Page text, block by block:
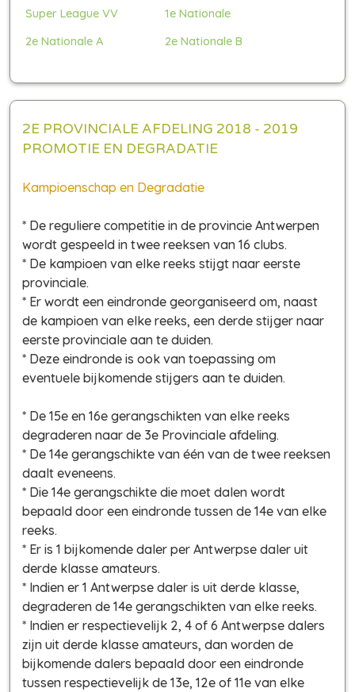
Super League VV
1e Nationale
2e Nationale A
2e Nationale B
2E PROVINCIALE AFDELING 2018 - 2019
PROMOTIE EN DEGRADATIE
Kampioenschap en Degradatie
* De reguliere competitie in de provincie Antwerpen
wordt gespeeld in twee reeksen van 16 clubs.
* De kampioen van elke reeks stijgt naar eerste
provinciale.
* Er wordt een eindronde georganiseerd om, naast
de kampioen van elke reeks, een derde stijger naar
eerste provinciale aan te duiden.
* Deze eindronde is ook van toepassing om
eventuele bijkomende stijgers aan te duiden.
* De 15e en 16e gerangschikten van elke reeks
degraderen naar de 3e Provinciale afdeling.
* De 14e gerangschikte van één van de twee reeksen
daalt eveneens.
* Die 14e gerangschikte die moet dalen wordt
bepaald door een eindronde tussen de 14e van elke
reeks.
* Er is 1 bijkomende daler per Antwerpse daler uit
derde klasse amateurs.
* Indien er 1 Antwerpse daler is uit derde klasse,
degraderen de 14e gerangschikten van elke reeks.
* Indien er respectievelijk 2, 4 of 6 Antwerpse dalers
zijn uit derde klasse amateurs, dan worden de
bijkomende dalers bepaald door een eindronde
tussen respectievelijk de 13e, 12e of 11e van elke